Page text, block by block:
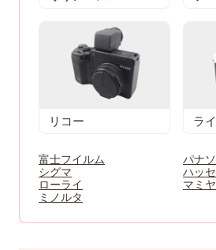
リコー ラ
富士フイルム
パナ
シグマ
ハッ
ローライ
マミヤ
ミノルタ